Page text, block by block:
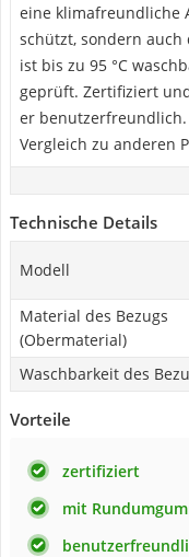
eine klimafreundliche
schützt, sondern auch
ist bis zu 95 °C
geprüft. Zertifiziert
er
Vergleich zu anderen
Technische Details
Modell
Material des Bezugs
(Obermaterial)
Waschbarkeit des
Vorteile
zertifiziert
mit